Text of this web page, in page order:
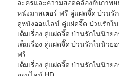
ละครและความสอดคล้องกับภาพย
หนังมาสเตอร์ ฟรี คู่แฝดจี๊ด ป่วนรั
ดูหนังออนไลน์ คู่แฝดจี๊ด ป่วนรักใ
เต็มเรื่อง คู่แฝดจี๊ด ป่วนรักในนิวย
เต็มเรื่อง คู่แฝดจี๊ด ป่วนรักในนิวย
ฟรี
เต็มเรื่อง คู่แฝดจี๊ด ป่วนรักในนิวย